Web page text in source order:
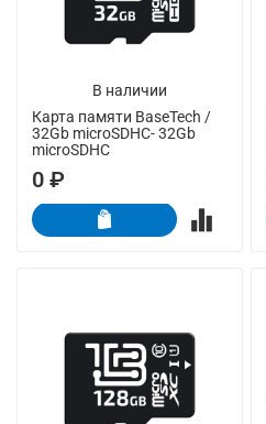
В наличии
Карта памяти BaseTech /
32Gb microSDHC- 32Gb
microSDHC
0 ₽